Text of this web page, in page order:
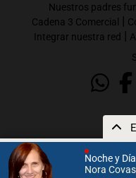
Noche y Día
Nora
Nuestros padres
Cadena 3 Comercial |
Integrar nuestra red |